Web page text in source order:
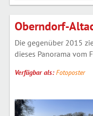
Oberndorf-
Die gegenüber 2015
dieses Panorama vom
Verfügbar als:Fotoposter